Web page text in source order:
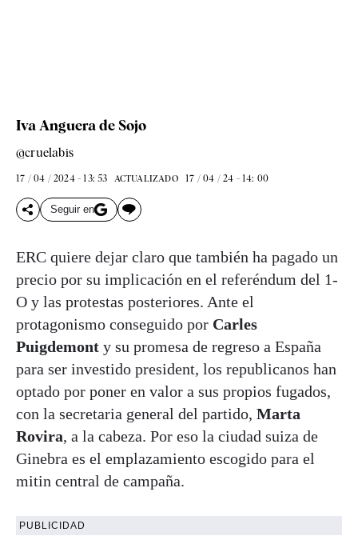
Iva Anguera de Sojo
@cruelabis
17 / 04 / 2024 - 13: 53 ACTUALIZADO 17 / 04 / 24 - 14: 00
Seguir en
ERC quiere dejar claro que también ha pagado un
precio por su implicación en el referéndum del 1-
O y las protestas posteriores. Ante el
protagonismo conseguido por Carles
Puigdemont y su promesa de regreso a España
para ser investido president, los republicanos han
optado por poner en valor a sus propios fugados,
con la secretaria general del partido, Marta
Rovira, a la cabeza. Por eso la ciudad suiza de
Ginebra es el emplazamiento escogido para el
mitin central de campaña.
PUBLICIDAD